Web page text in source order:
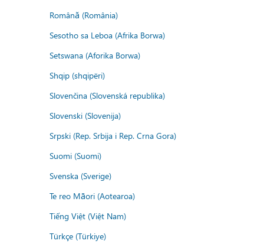
Română (România)
Sesotho sa Leboa (Afrika Borwa)
Setswana (Aforika Borwa)
Shqip (shqipëri)
Slovenčina (Slovenská republika)
Slovenski (Slovenija)
Srpski (Rep. Srbija i Rep. Crna Gora)
Suomi (Suomi)
Svenska (Sverige)
Te reo Māori (Aotearoa)
Tiếng Việt (Việt Nam)
Türkçe (Türkiye)